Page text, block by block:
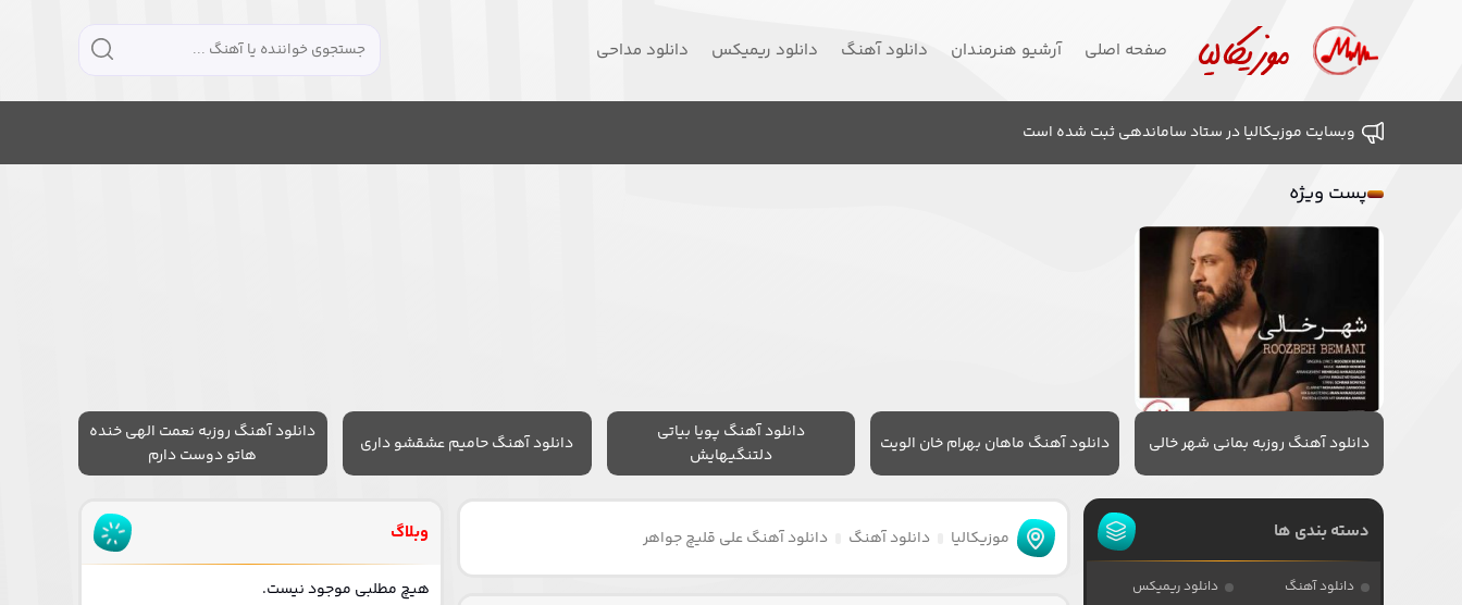
صفحه اصلی آرشیو هنرمندان دانلود آهنگ دانلود ریمیکس دانلود مداحی
وبسایت موزیکالیا در ستاد ساماندهی ثبت شده است
پست ویژه
دانلود آهنگ روزبه بمانی شهر خالی دانلود آهنگ ماهان بهرام خان الویت
دانلود آهنگ پویا بیاتی
دلتنگیهایش
دانلود آهنگ حامیم عشقشو داری
دانلود آهنگ روزبه نعمت الهی خنده
هاتو دوست دارم
موزیکالیا دانلود آهنگ دانلود آهنگ علی قلیچ جواهر دسته بندی ها
دانلود آهنگ
دانلود ریمیکس
وبلاگ
هیچ مطلبی موجود نیست.